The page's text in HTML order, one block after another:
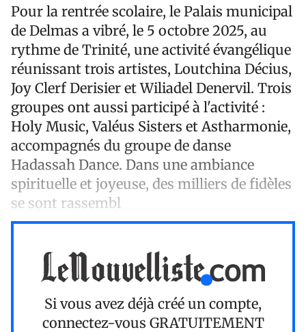
Pour la rentrée scolaire, le Palais municipal
de Delmas a vibré, le 5 octobre 2025, au
rythme de Trinité, une activité évangélique
réunissant trois artistes, Loutchina Décius,
Joy Clerf Derisier et Wiliadel Denervil. Trois
groupes ont aussi participé à l'activité :
Holy Music, Valéus Sisters et Astharmonie,
accompagnés du groupe de danse
Hadassah Dance. Dans une ambiance
spirituelle et joyeuse, des milliers de fidèles
se sont rassembl
Si vous avez déjà créé un compte,
connectez-vous GRATUITEMENT